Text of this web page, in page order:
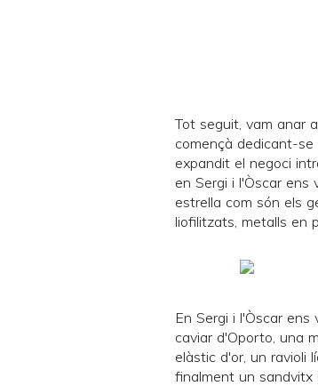
Tot seguit, vam anar
començà dedicant-
expandit el negoci
en Sergi i l'Òscar ens
estrella com són els
liofilitzats, metalls en
En Sergi i l'Òscar
caviar d'Oporto, una
elàstic d'or, un ravioli
finalment un sandvitx